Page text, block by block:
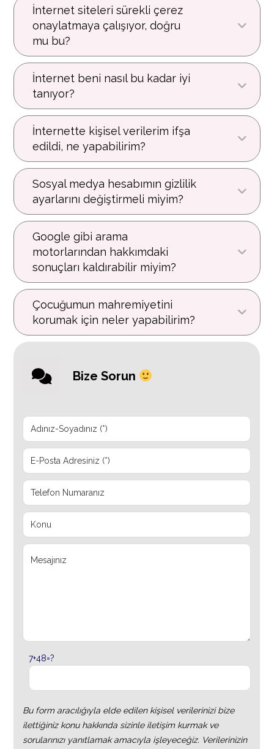
İnternet siteleri sürekli çerez
onaylatmaya çalışıyor, doğru
mu bu?
İnternet beni nasıl bu kadar iyi
tanıyor?
İnternette kişisel verilerim ifşa
edildi, ne yapabilirim?
Sosyal medya hesabımın gizlilik
ayarlarını değiştirmeli miyim?
Google gibi arama
motorlarından hakkımdaki
sonuçları kaldırabilir miyim?
Çocuğumun mahremiyetini
korumak için neler yapabilirim?
Bize Sorun
7+48=?
Bu form aracılığıyla elde edilen kişisel verilerinizi bize
ilettiğiniz konu hakkında sizinle iletişim kurmak ve
sorularınızı yanıtlamak amacıyla işleyeceğiz. Verilerinizin